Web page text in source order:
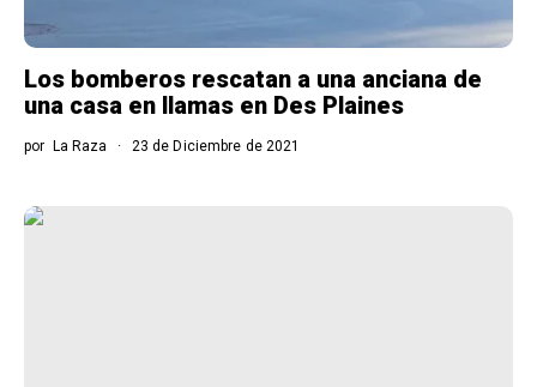
Los bomberos rescatan a una anciana de
una casa en llamas en Des Plaines
por La Raza 23 de Diciembre de 2021